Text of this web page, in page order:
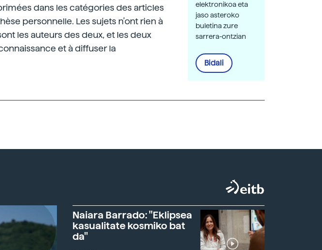
dans les catégories des articles
personnelle. Les sujets n’ont rien à
les auteurs des deux, et les deux
et à diffuser la
elektronikoa eta
jaso asteroko
buletina zure
sarrera-ontzian
Bidali
Naiara Barrado: "Eklipsea
kasualitate kosmiko bat
da"